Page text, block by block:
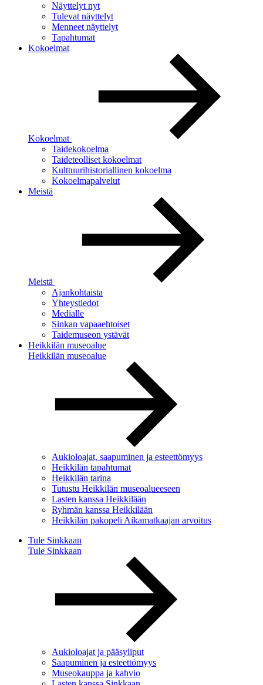
Näyttelyt nyt
Tulevat näyttelyt
Menneet näyttelyt
Tapahtumat
Kokoelmat
Kokoelmat
Taidekokoelma
Taideteolliset kokoelmat
Kulttuurihistoriallinen kokoelma
Kokoelmapalvelut
Meistä
Meistä
Ajankohtaista
Yhteystiedot
Medialle
Sinkan vapaaehtoiset
Taidemuseon ystävät
Heikkilän museoalue
Heikkilän museoalue
Aukioloajat, saapuminen ja esteettömyys
Heikkilän tapahtumat
Heikkilän tarina
Tutustu Heikkilän museoalueeseen
Lasten kanssa Heikkilään
Ryhmän kanssa Heikkilään
Heikkilän pakopeli Aikamatkaajan arvoitus
Tule Sinkkaan
Tule Sinkkaan
Aukioloajat ja pääsyliput
Saapuminen ja esteettömyys
Museokauppa ja kahvio